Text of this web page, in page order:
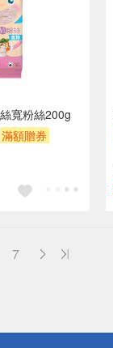
寬粉絲200g
滿額贈券
7